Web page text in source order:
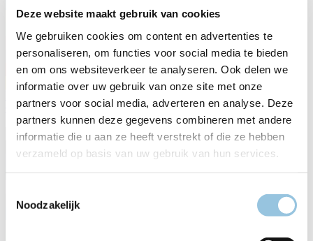
Deze website maakt gebruik van cookies
We gebruiken cookies om content en advertenties te
personaliseren, om functies voor social media te bieden
en om ons websiteverkeer te analyseren. Ook delen we
informatie over uw gebruik van onze site met onze
partners voor social media, adverteren en analyse. Deze
partners kunnen deze gegevens combineren met andere
informatie die u aan ze heeft verstrekt of die ze hebben
verzameld op basis van uw gebruik van hun services.
Noodzakelijk
€ 5.299,00